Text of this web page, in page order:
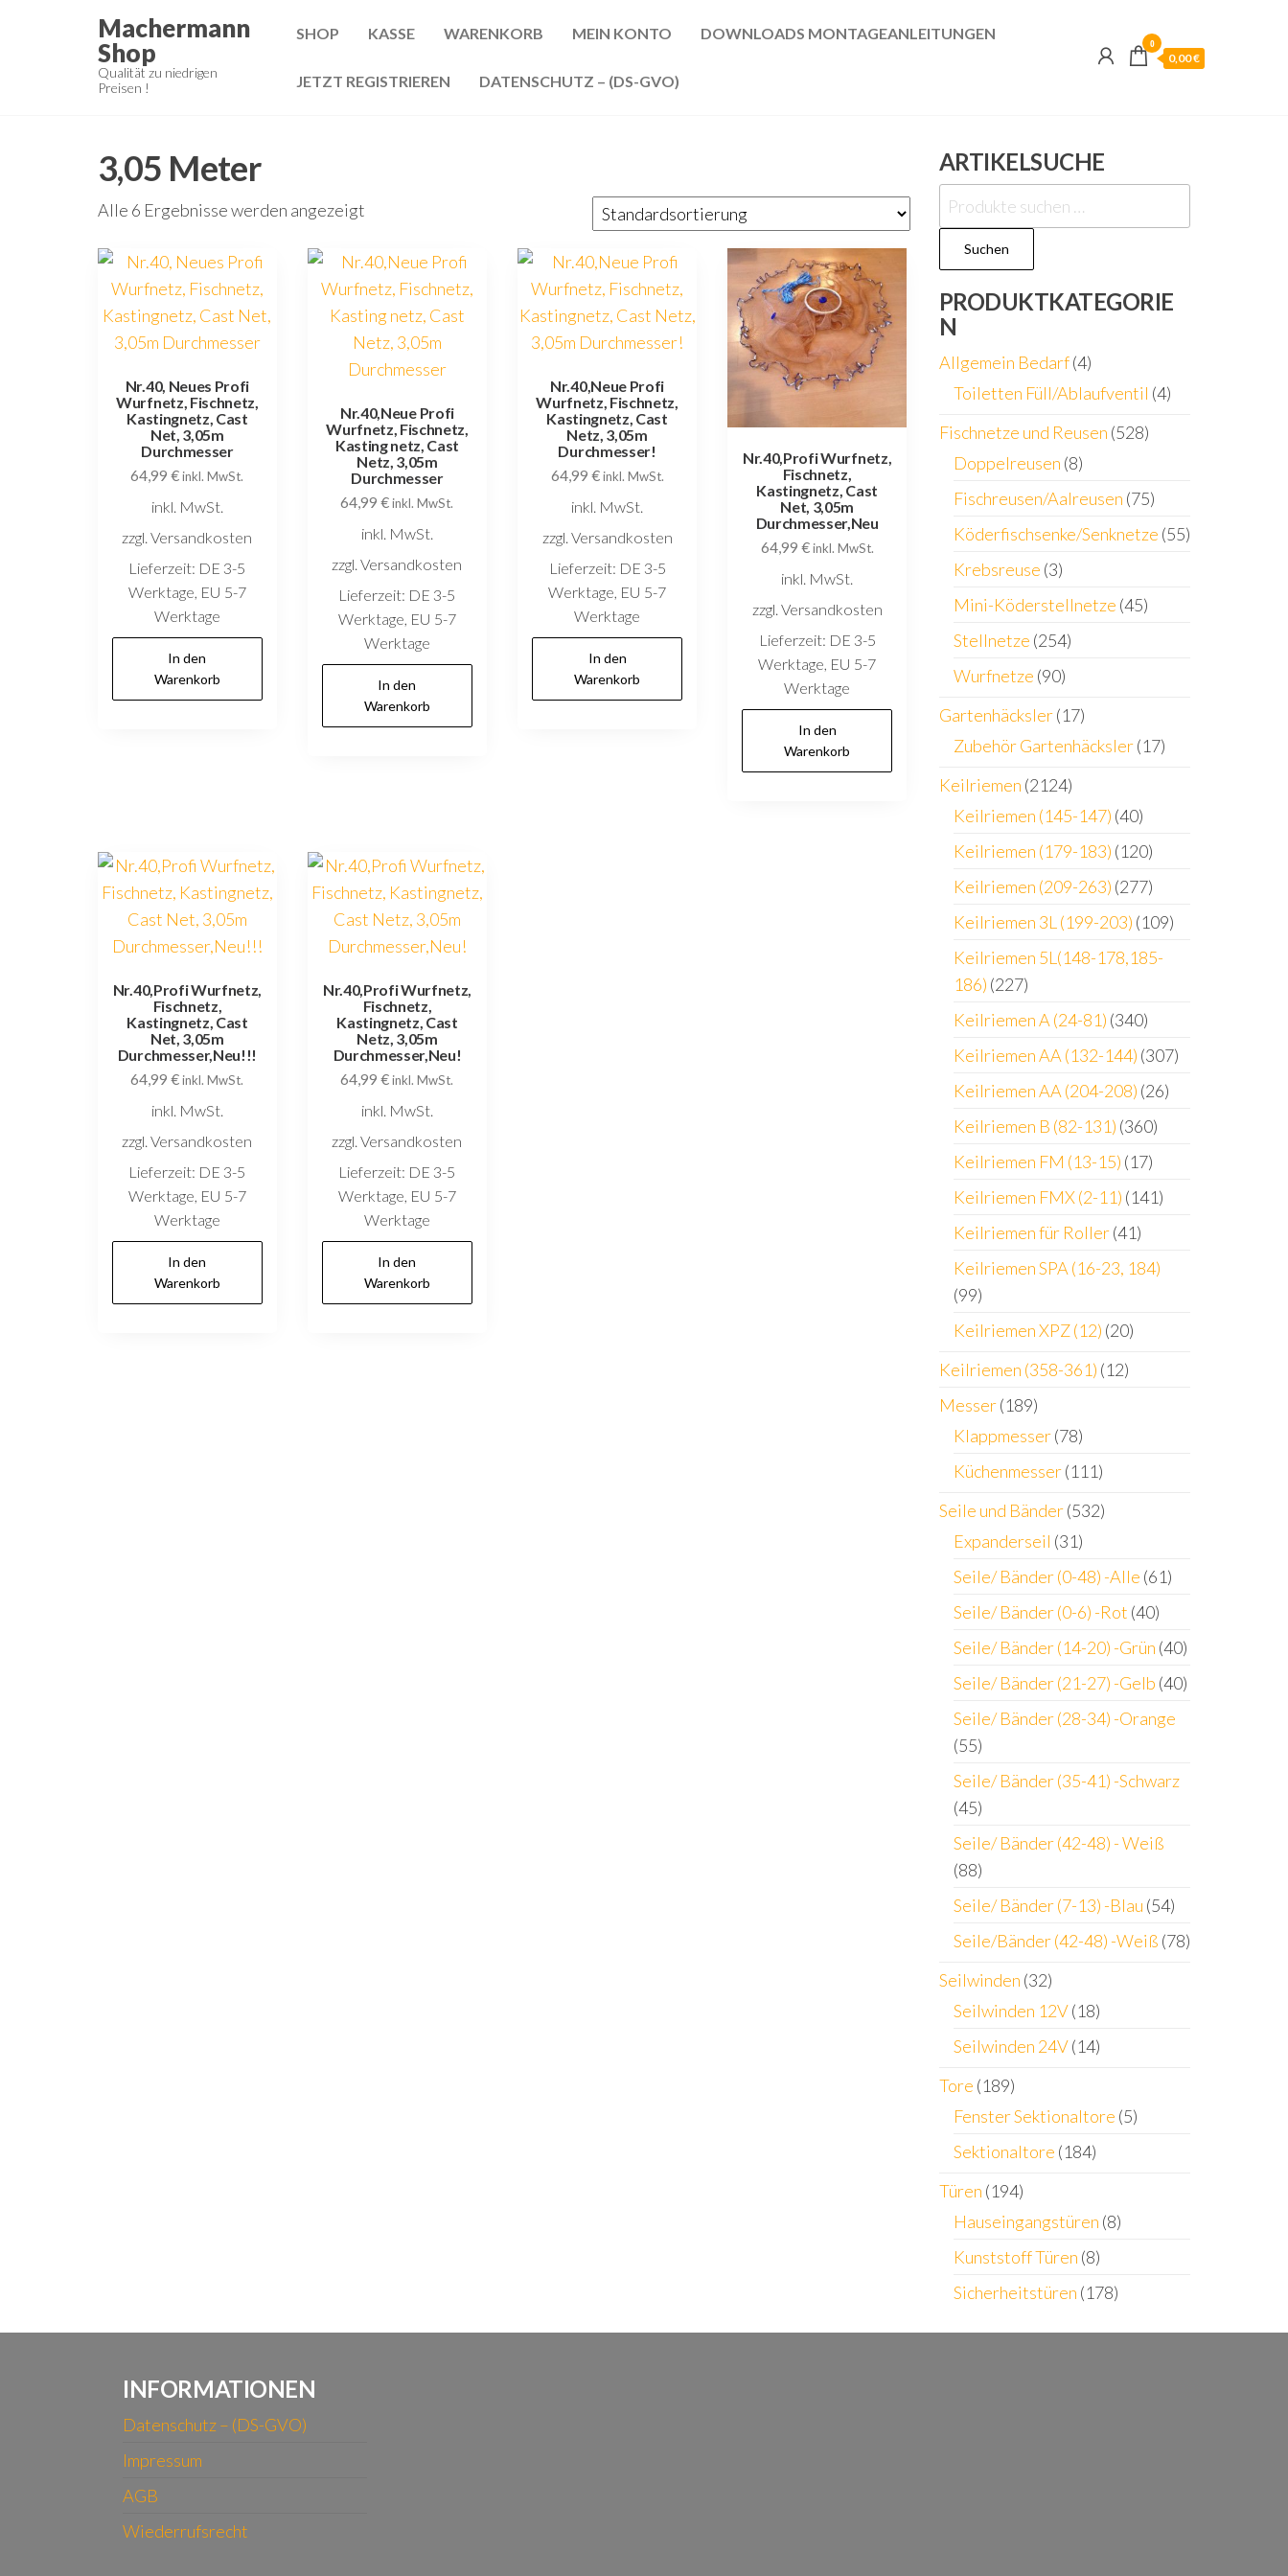
Machermann
Shop
Qualität zu niedrigen
Preisen !
SHOP KASSE WARENKORB MEIN KONTO DOWNLOADS MONTAGEANLEITUNGEN
JETZT REGISTRIEREN DATENSCHUTZ – (DS-GVO)
0
0,00 €
3,05 Meter
Alle 6 Ergebnisse werden angezeigt
Nr.40, Neues Profi
Wurfnetz, Fischnetz,
Kastingnetz, Cast
Net, 3,05m
Durchmesser
64,99€ inkl. MwSt.
inkl. MwSt.
zzgl. Versandkosten
Lieferzeit: DE 3-5
Werktage, EU 5-7
Werktage
In den
Warenkorb
Nr.40,Neue Profi
Wurfnetz, Fischnetz,
Kasting netz, Cast
Netz, 3,05m
Durchmesser
64,99€ inkl. MwSt.
inkl. MwSt.
zzgl. Versandkosten
Lieferzeit: DE 3-5
Werktage, EU 5-7
Werktage
In den
Warenkorb
Nr.40,Neue Profi
Wurfnetz, Fischnetz,
Kastingnetz, Cast
Netz, 3,05m
Durchmesser!
64,99 € inkl. MwSt.
inkl. MwSt.
zzgl. Versandkosten
Lieferzeit: DE 3-5
Werktage, EU 5-7
Werktage
In den
Warenkorb
Nr.40,Profi Wurfnetz,
Fischnetz,
Kastingnetz, Cast
Net, 3,05m
Durchmesser,Neu
64,99 € inkl. MwSt.
inkl. MwSt.
zzgl. Versandkosten
Lieferzeit: DE 3-5
Werktage, EU 5-7
Werktage
In den
Warenkorb
Nr.40,Profi Wurfnetz,
Fischnetz,
Kastingnetz, Cast
Net, 3,05m
Durchmesser,Neu!!!
64,99€ inkl. MwSt.
inkl. MwSt.
zzgl. Versandkosten
Lieferzeit: DE 3-5
Werktage, EU 5-7
Werktage
In den
Warenkorb
Nr.40,Profi Wurfnetz,
Fischnetz,
Kastingnetz, Cast
Netz, 3,05m
Durchmesser,Neu!
64,99€ inkl. MwSt.
inkl. MwSt.
zzgl. Versandkosten
Lieferzeit: DE 3-5
Werktage, EU 5-7
Werktage
In den
Warenkorb
ARTIKELSUCHE
Suchen
nach:
Suchen
PRODUKTKATEGORIE
N
Allgemein Bedarf (4)
Toiletten Füll/Ablaufventil (4)
Fischnetze und Reusen (528)
Doppelreusen (8)
Fischreusen/Aalreusen (75)
Köderfischsenke/Senknetze (55)
Krebsreuse (3)
Mini-Köderstellnetze (45)
Stellnetze (254)
Wurfnetze (90)
Gartenhäcksler (17)
Zubehör Gartenhäcksler (17)
Keilriemen (2124)
Keilriemen (145-147) (40)
Keilriemen (179-183) (120)
Keilriemen (209-263) (277)
Keilriemen 3L (199-203) (109)
Keilriemen 5L(148-178,185-
186) (227)
Keilriemen A (24-81) (340)
Keilriemen AA (132-144) (307)
Keilriemen AA (204-208) (26)
Keilriemen B (82-131) (360)
Keilriemen FM (13-15) (17)
Keilriemen FMX (2-11) (141)
Keilriemen für Roller (41)
Keilriemen SPA (16-23, 184)
(99)
Keilriemen XPZ (12) (20)
Keilriemen (358-361) (12)
Messer (189)
Klappmesser (78)
Küchenmesser (111)
Seile und Bänder (532)
Expanderseil (31)
Seile/ Bänder (0-48) -Alle (61)
Seile/ Bänder (0-6) -Rot (40)
Seile/ Bänder (14-20) -Grün (40)
Seile/ Bänder (21-27) -Gelb (40)
Seile/ Bänder (28-34) -Orange
(55)
Seile/ Bänder (35-41) -Schwarz
(45)
Seile/ Bänder (42-48) - Weiß
(88)
Seile/ Bänder (7-13) -Blau (54)
Seile/Bänder (42-48) -Weiß (78)
Seilwinden (32)
Seilwinden 12V (18)
Seilwinden 24V (14)
Tore (189)
Fenster Sektionaltore (5)
Sektionaltore (184)
Türen (194)
Hauseingangstüren (8)
Kunststoff Türen (8)
Sicherheitstüren (178)
INFORMATIONEN
Datenschutz – (DS-GVO)
Impressum
AGB
Wiederrufsrecht